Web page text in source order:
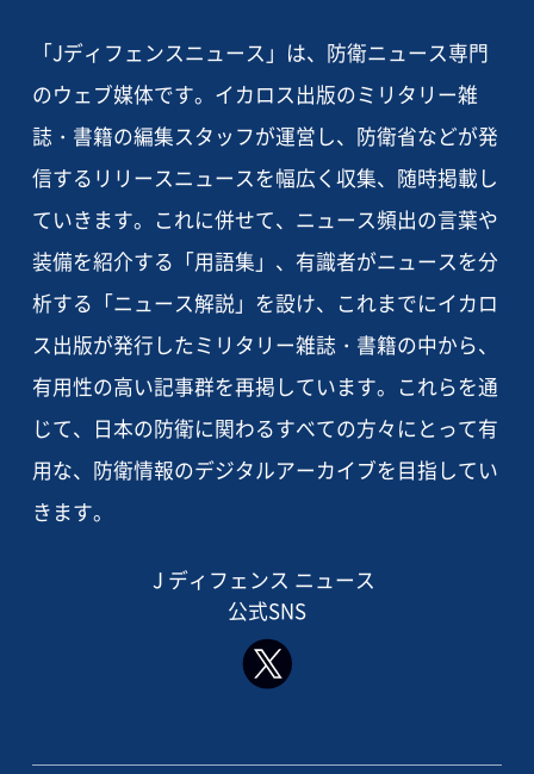
「Jディフェンスニュース」は、防衛ニュース専門
のウェブ媒体です。イカロス出版のミリタリー雑
誌・書籍の編集スタッフが運営し、防衛省などが発
信するリリースニュースを幅広く収集、随時掲載し
ていきます。これに併せて、ニュース頻出の言葉や
装備を紹介する「用語集」、有識者がニュースを分
析する「ニュース解説」を設け、これまでにイカロ
ス出版が発行したミリタリー雑誌・書籍の中から、
有用性の高い記事群を再掲しています。これらを通
じて、日本の防衛に関わるすべての方々にとって有
用な、防衛情報のデジタルアーカイブを目指してい
きます。
J ディフェンス ニュース
公式SNS